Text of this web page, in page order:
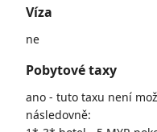
Víza
ne
Pobytové taxy
ano - tuto taxu není
následovně: